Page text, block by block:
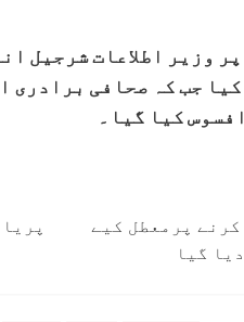
وزیر اطلاعات شرجیل
جب کہ صحافی برادری
کیا گیا۔
پرمعطل کیے
گیا